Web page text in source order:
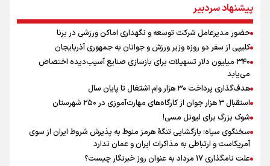
خبر سخنگوی کمیسیون امنیت از توافق در چارچوب کلی مذاکرات ایران و
عمان بر سر تنگه هرمز
پیش بینی نرخ ارز، طلا و سکه شنبه ۱۷مرداد/ طلا و دلار در آستانه یک تغییر
مهم
همتی: اظهارات جدید آمریکا با ادعاهای قبلی سازگار نیست
افزایش شمار شهدای لبنان به چهار هزار و ۳۳۵ شهید
پیشنهاد سردبیر
حضور مدیرعامل شرکت توسعه و نگهداری اماکن ورزشی در برنا
کلیپی از سفر دو روزه وزیر ورزش و جوانان به جمهوری آذربایجان
۳۴۰ میلیون دلار تسهیلات برای بازسازی صنایع آسیب‌دیده اختصاص
می‌یابد
هدف‌گذاری پرداخت ۳۰ هزار وام اشتغال تا پایان سال
استقبال ۳ هزار جوان از کارگاه‌های مهارت‌آموزی در ۲۵۰ شهرستان
شوک بزرگ برای لیونل مسی!
سخنگوی سپاه: بازگشایی تنگۀ هرمز منوط به پذیرش شروط ایران از سوی
آمریکاست و ارتباطی به مذاکرات ایران و عمان ندارد
علت نامگذاری ۱۷ مرداد به عنوان روز خبرنگار چیست؟